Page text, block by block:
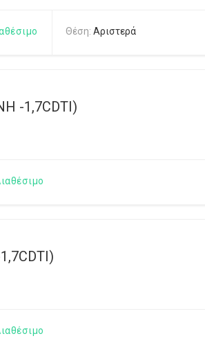
Θέση: Αριστερά
-1,7CDTI)